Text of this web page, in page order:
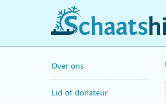
schaatshistorie.nl
Over ons
Lid of donateur